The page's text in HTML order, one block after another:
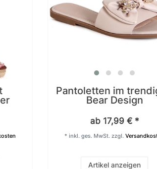
Pantoletten im
Bear Design
ab 17,99 € *
Artikel anzeigen
* inkl. ges. MwSt. zzgl.